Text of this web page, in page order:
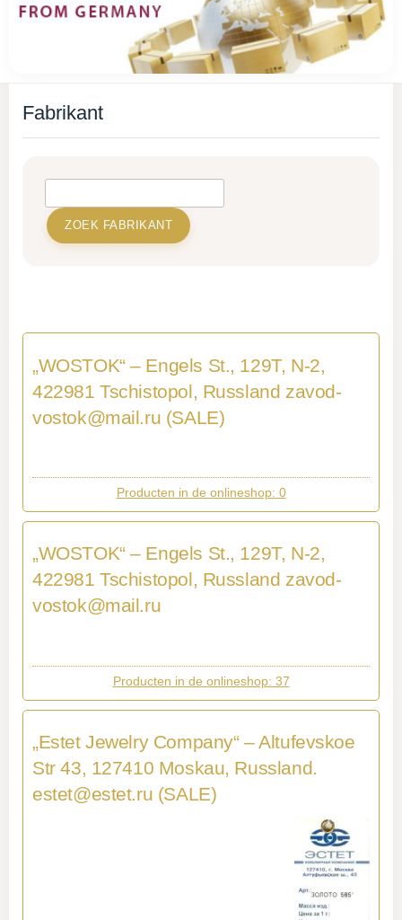
Fabrikant
„WOSTOK“ – Engels St., 129T, N-2,
422981 Tschistopol, Russland zavod-
vostok@mail.ru (SALE)
Producten in de onlineshop: 0
„WOSTOK“ – Engels St., 129T, N-2,
422981 Tschistopol, Russland zavod-
vostok@mail.ru
Producten in de onlineshop: 37
„Estet Jewelry Company“ – Altufevskoe
Str 43, 127410 Moskau, Russland.
estet@estet.ru (SALE)